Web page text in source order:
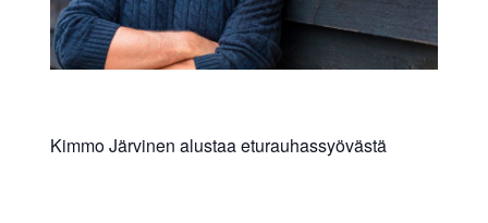
Kimmo Järvinen alustaa eturauhassyövästä